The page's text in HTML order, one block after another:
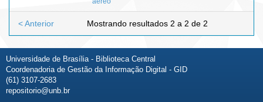
Mostrando resultados 2 a 2 de 2
< Anterior
Universidade de Brasília - Biblioteca Central
Coordenadoria de Gestão da Informação Digital - GID
(61) 3107-2683
repositorio@unb.br